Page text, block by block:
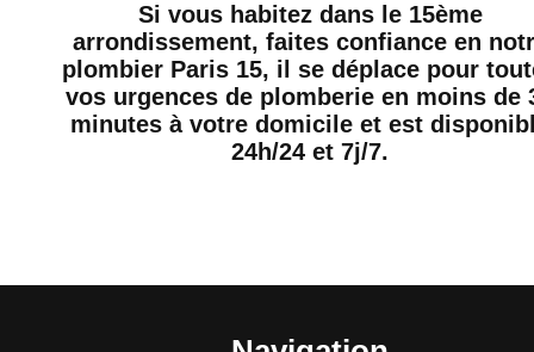
Si vous habitez dans le 15ème
arrondissement, faites confiance en
plombier Paris 15, il se déplace pour
vos urgences de plomberie en moins de
minutes à votre domicile et est
24h/24 et 7j/7.